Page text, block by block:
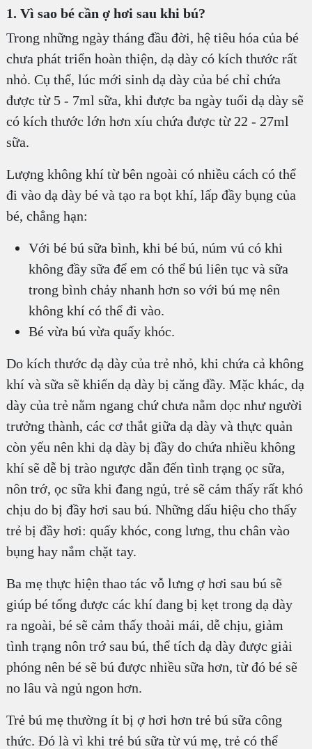
1. Vì sao bé cần ợ hơi sau khi bú?
Trong những ngày tháng đầu đời, hệ tiêu hóa của bé
chưa phát triển hoàn thiện, dạ dày có kích thước rất
nhỏ. Cụ thể, lúc mới sinh dạ dày của bé chỉ chứa
được từ 5 - 7ml sữa, khi được ba ngày tuổi dạ dày sẽ
có kích thước lớn hơn xíu chứa được từ 22 - 27ml
sữa.
Lượng không khí từ bên ngoài có nhiều cách có thể
đi vào dạ dày bé và tạo ra bọt khí, lấp đầy bụng của
bé, chẳng hạn:
Với bé bú sữa bình, khi bé bú, núm vú có khi
không đầy sữa để em có thể bú liên tục và sữa
trong bình chảy nhanh hơn so với bú mẹ nên
không khí có thể đi vào.
Bé vừa bú vừa quấy khóc.
Do kích thước dạ dày của trẻ nhỏ, khi chứa cả không
khí và sữa sẽ khiến dạ dày bị căng đầy. Mặc khác, dạ
dày của trẻ nằm ngang chứ chưa nằm dọc như người
trưởng thành, các cơ thắt giữa dạ dày và thực quản
còn yếu nên khi dạ dày bị đầy do chứa nhiều không
khí sẽ dễ bị trào ngược dẫn đến tình trạng ọc sữa,
nôn trớ, ọc sữa khi đang ngủ, trẻ sẽ cảm thấy rất khó
chịu do bị đầy hơi sau bú. Những dấu hiệu cho thấy
trẻ bị đầy hơi: quấy khóc, cong lưng, thu chân vào
bụng hay nắm chặt tay.
Ba mẹ thực hiện thao tác vỗ lưng ợ hơi sau bú sẽ
giúp bé tống được các khí đang bị kẹt trong dạ dày
ra ngoài, bé sẽ cảm thấy thoải mái, dễ chịu, giảm
tình trạng nôn trớ sau bú, thể tích dạ dày được giải
phóng nên bé sẽ bú được nhiều sữa hơn, từ đó bé sẽ
no lâu và ngủ ngon hơn.
Trẻ bú mẹ thường ít bị ợ hơi hơn trẻ bú sữa công
thức. Đó là vì khi trẻ bú sữa từ vú mẹ, trẻ có thể